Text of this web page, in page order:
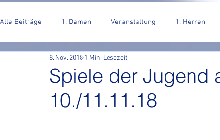
Alle Beiträge 1. Damen Veranstaltung 1. Herren
Spiele der Jugend
10./11.11.18
8. Nov. 2018 1 Min. Lesezeit